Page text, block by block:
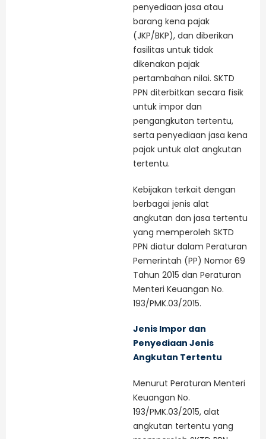
penyediaan jasa atau
barang kena pajak
(JKP/BKP), dan diberikan
fasilitas untuk tidak
dikenakan pajak
pertambahan nilai. SKTD
PPN diterbitkan secara fisik
untuk impor dan
pengangkutan tertentu,
serta penyediaan jasa kena
pajak untuk alat angkutan
tertentu.
Kebijakan terkait dengan
berbagai jenis alat
angkutan dan jasa tertentu
yang memperoleh SKTD
PPN diatur dalam Peraturan
Pemerintah (PP) Nomor 69
Tahun 2015 dan Peraturan
Menteri Keuangan No.
193/PMK.03/2015.
Jenis Impor dan
Penyediaan Jenis
Angkutan Tertentu
Menurut Peraturan Menteri
Keuangan No.
193/PMK.03/2015, alat
angkutan tertentu yang